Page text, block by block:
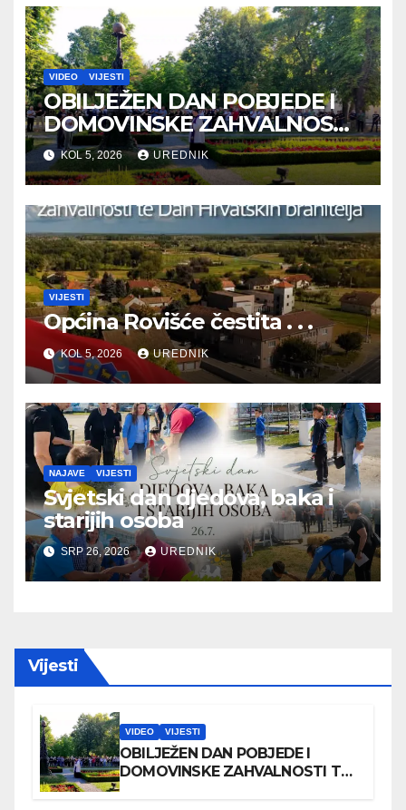
VIDEO VIJESTI
OBILJEŽEN DAN POBJEDE I
DOMOVINSKE ZAHVALNOSTI
TE DAN HRVATSKIH
BRANITELJA
KOL 5, 2026 UREDNIK
VIJESTI
Općina Rovišće čestita . . .
KOL 5, 2026 UREDNIK
NAJAVE VIJESTI
Svjetski dan djedova, baka i
starijih osoba
SRP 26, 2026 UREDNIK
Vijesti
VIDEO VIJESTI
OBILJEŽEN DAN POBJEDE I
DOMOVINSKE ZAHVALNOSTI TE